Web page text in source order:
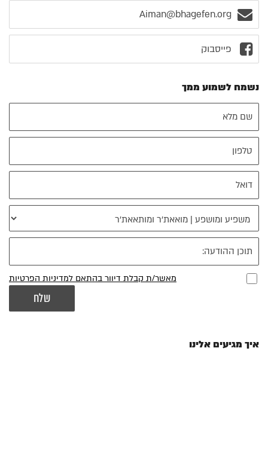
Aiman@bhagefen.org
פייסבוק
נשמח לשמוע ממך
מאשר/ת קבלת דיוור בהתאם למדיניות הפרטיות
איך מגיעים אלינו